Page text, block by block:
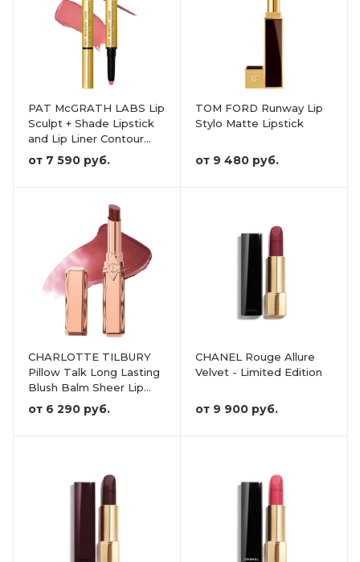
PAT McGRATH LABS Lip
Sculpt + Shade Lipstick
and Lip Liner Contour
Duo
от 7 590 руб.
TOM FORD Runway Lip
Stylo Matte Lipstick
от 9 480 руб.
CHARLOTTE TILBURY
Pillow Talk Long Lasting
Blush Balm Sheer Lip
Tint
от 6 290 руб.
CHANEL Rouge Allure
Velvet - Limited Edition
от 9 900 руб.